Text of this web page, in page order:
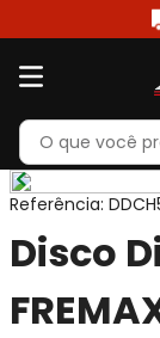
Referência:
Disco